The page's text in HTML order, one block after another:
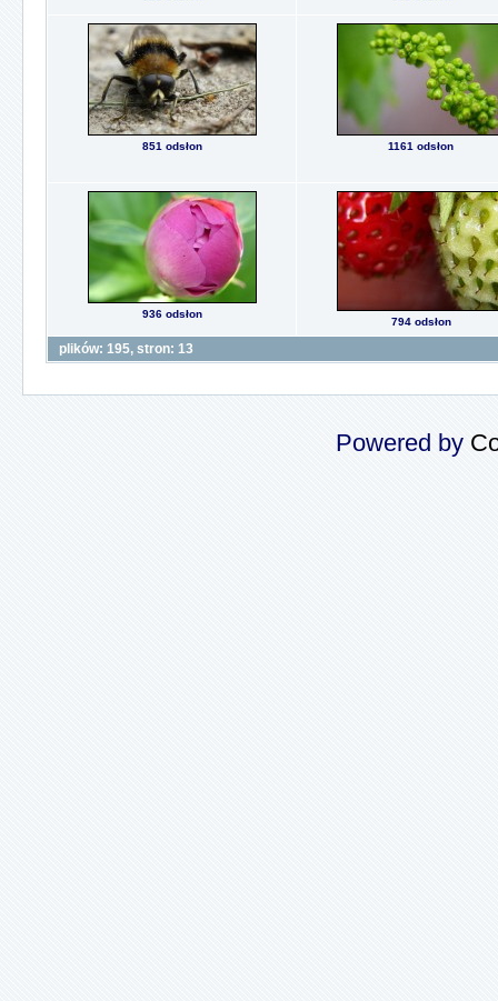
851 odsłon 1161 odsłon
936 odsłon
794 odsłon
plików: 195, stron: 13
Powered by